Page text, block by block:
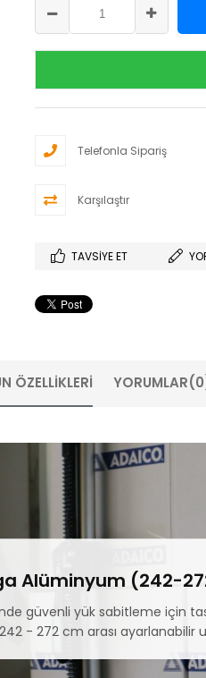
Telefonla Sipariş
Karşılaştır
TAVSIYE ET
ÖZELLIKLERI YORUMLAR
Alüminyum (242-
güvenli yük sabitleme için
- 272 cm arası